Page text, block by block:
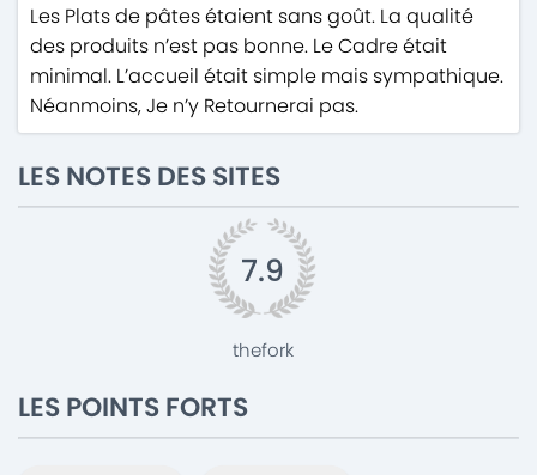
Les Plats de pâtes étaient sans goût. La qualité
des produits n’est pas bonne. Le Cadre était
minimal. L’accueil était simple mais sympathique.
Néanmoins, Je n’y Retournerai pas.
LES NOTES DES SITES
7.9
thefork
LES POINTS FORTS